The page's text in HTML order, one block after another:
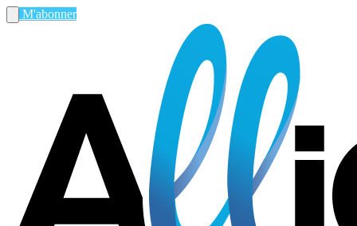
M'abonner